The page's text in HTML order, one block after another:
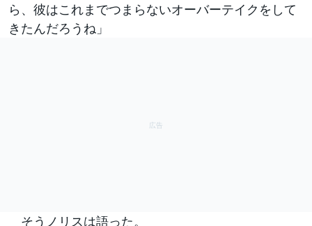
ら、彼はこれまでつまらないオーバーテイクをして
きたんだろうね」
そうノリスは語った。